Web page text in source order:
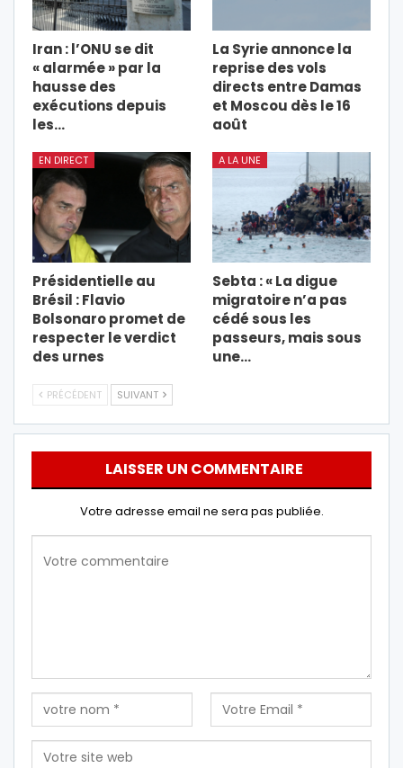
Iran : l’ONU se dit
« alarmée » par la
hausse des
exécutions depuis
les…
La Syrie annonce la
reprise des vols
directs entre Damas
et Moscou dès le 16
août
EN DIRECT
Présidentielle au
Brésil : Flavio
Bolsonaro promet de
respecter le verdict
des urnes
A LA UNE
Sebta : « La digue
migratoire n’a pas
cédé sous les
passeurs, mais sous
une…
PRÉCÉDENT SUIVANT
LAISSER UN COMMENTAIRE
Votre adresse email ne sera pas publiée.